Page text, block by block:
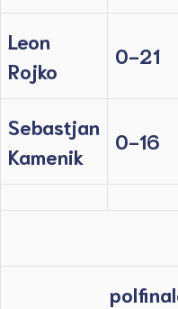
Leon
Rojko
0-21
Sebastjan
Kamenik
0-16